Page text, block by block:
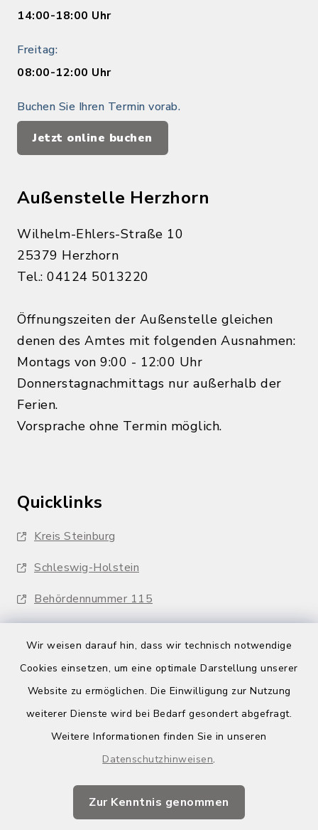
Wir weisen darauf hin, dass wir technisch notwendige
Cookies einsetzen, um eine optimale Darstellung unserer
Website zu ermöglichen. Die Einwilligung zur Nutzung
weiterer Dienste wird bei Bedarf gesondert abgefragt.
Weitere Informationen finden Sie in unseren
Datenschutzhinweisen.
Zur Kenntnis genommen
14:00-18:00 Uhr
Freitag:
08:00-12:00 Uhr
Buchen Sie Ihren Termin vorab.
Jetzt online buchen
Außenstelle Herzhorn
Wilhelm-Ehlers-Straße 10
25379 Herzhorn
Tel.: 04124 5013220
Öffnungszeiten der Außenstelle gleichen
denen des Amtes mit folgenden Ausnahmen:
Montags von 9:00 - 12:00 Uhr
Donnerstagnachmittags nur außerhalb der
Ferien.
Vorsprache ohne Termin möglich.
Quicklinks
Kreis Steinburg
Schleswig-Holstein
Behördennummer 115
Barrierefreiheit
Impressum